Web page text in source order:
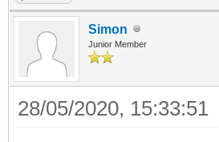
Simon
Junior Member
28/05/2020, 15:33:51